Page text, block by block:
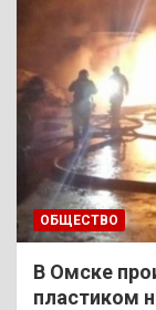
ОБЩЕСТВО
В Омске
пластиком